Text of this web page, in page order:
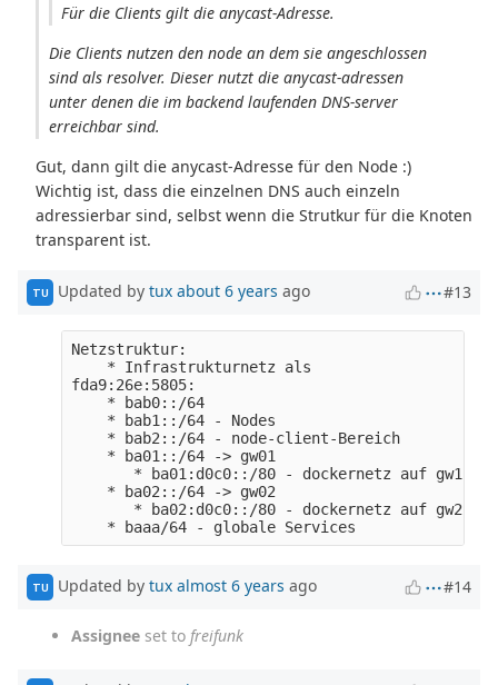
Für die Clients gilt die anycast-Adresse.
Die Clients nutzen den node an dem sie angeschlossen
sind als resolver. Dieser nutzt die anycast-adressen
unter denen die im backend laufenden DNS-server
erreichbar sind.
Gut, dann gilt die anycast-Adresse für den Node :)
Wichtig ist, dass die einzelnen DNS auch einzeln
adressierbar sind, selbst wenn die Strutkur für die Knoten
transparent ist.
TU Updated by tux about 6 years ago #13
Netzstruktur:
    * Infrastrukturnetz als
fda9:26e:5805:
    * bab0::/64
    * bab1::/64 - Nodes
    * bab2::/64 - node-client-Bereich
    * ba01::/64 -> gw01
       * ba01:d0c0::/80 - dockernetz auf gw1
    * ba02::/64 -> gw02
       * ba02:d0c0::/80 - dockernetz auf gw2
TU Updated by tux almost 6 years ago #14
Assignee set to freifunk